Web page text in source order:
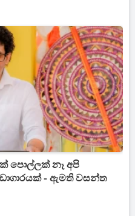
පොල්ලක් නෑ අපි
- ඇමති වසන්ත